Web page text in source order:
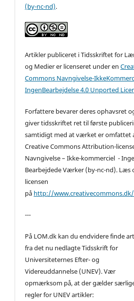
(by-nc-nd).
Artikler publiceret i Tidsskriftet for
og Medier er licenseret under en
Commons Navngivelse-
IngenBearbejdelse 4.0 Unported
Forfattere bevarer deres ophavsret
giver tidsskriftet ret til første
samtidigt med at værket er omfattet
Creative Commons Attribution-
Navngivelse – Ikke-kommerciel -
Bearbejdede Værker (by-nc-nd). Læs
licensen
på http://
---
På LOM.dk kan du endvidere finde
fra det nu nedlagte Tidsskrift for
Universiteternes Efter- og
Videreuddannelse (UNEV). Vær
opmærksom på, at der gælder
regler for UNEV artikler: